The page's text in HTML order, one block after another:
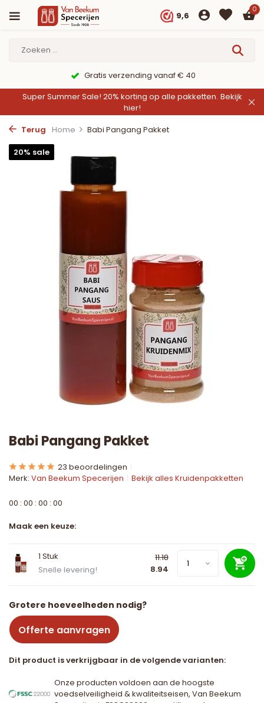
9,6
0
Gratis verzending vanaf € 40
Super Summer Sale! 20% korting op alle pakketten. Bekijk
hier!
Terug
Home
Babi Pangang Pakket
20% sale
Babi Pangang Pakket
23 beoordelingen
Merk: Van Beekum Specerijen Bekijk alles Kruidenpakketten
00 : 00 : 00 : 00
Maak een keuze:
1 Stuk
Snelle levering!
11.18
8.94
Grotere hoeveelheden nodig?
Offerte aanvragen
Dit product is verkrijgbaar in de volgende varianten:
Onze producten voldoen aan de hoogste
voedselveiligheid & kwaliteitseisen, Van Beekum